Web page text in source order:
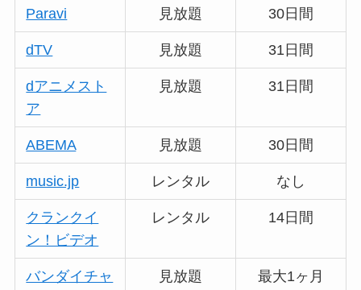
Paravi 見放題 30日間
dTV 見放題 31日間
dアニメスト
ア
見放題 31日間
ABEMA 見放題 30日間
music.jp レンタル なし
クランクイ
ン！ビデオ
レンタル 14日間
バンダイチャ
見放題 最大1ヶ月